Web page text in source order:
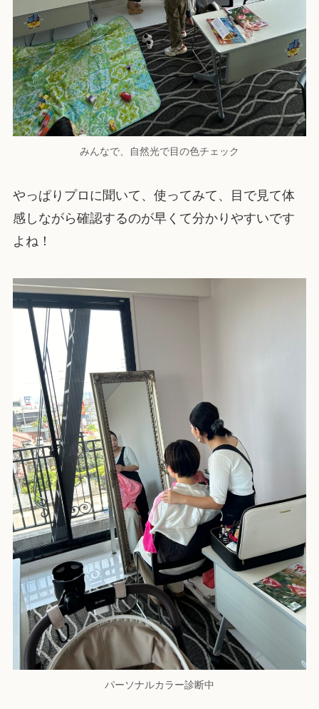
みんなで、自然光で目の色チェック
やっぱりプロに聞いて、使ってみて、目で見て体
感しながら確認するのが早くて分かりやすいです
よね！
パーソナルカラー診断中